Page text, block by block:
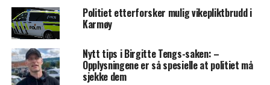
Politiet etterforsker mulig vikepliktbrudd i
Karmøy
Nytt tips i Birgitte Tengs-saken: –
Opplysningene er så spesielle at politiet må
sjekke dem